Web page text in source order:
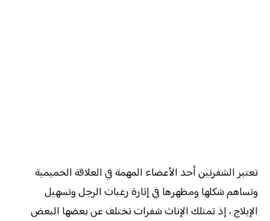
تعتبر الشفرتين أحد الأعضاء المهمة في العلاقة الحميمية
وتساهم شكلها ومظهرها في إثارة رغبات الرجل وتسهيل
الإيلاج ، إذ تمتلك الإناث شفرات تختلف عن بعضها البعض